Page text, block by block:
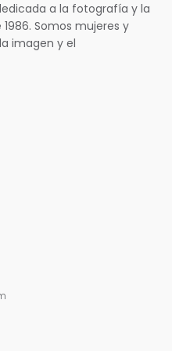
a la fotografía y la
Somos mujeres y
imagen y el